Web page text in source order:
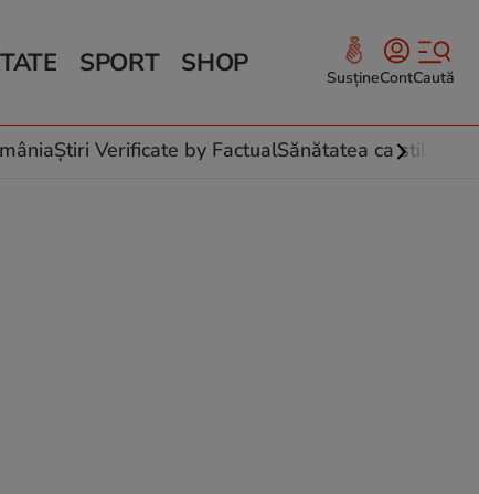
SPORT SHOP SusțineContCaută
Știri Verificate by FactualSănătatea ca stil de